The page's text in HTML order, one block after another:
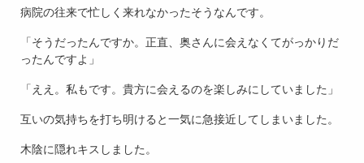
病院の往来で忙しく来れなかったそうなんです。
「そうだったんですか。正直、奥さんに会えなくてがっかりだ
ったんですよ」
「ええ。私もです。貴方に会えるのを楽しみにしていました」
互いの気持ちを打ち明けると一気に急接近してしまいました。
木陰に隠れキスしました。